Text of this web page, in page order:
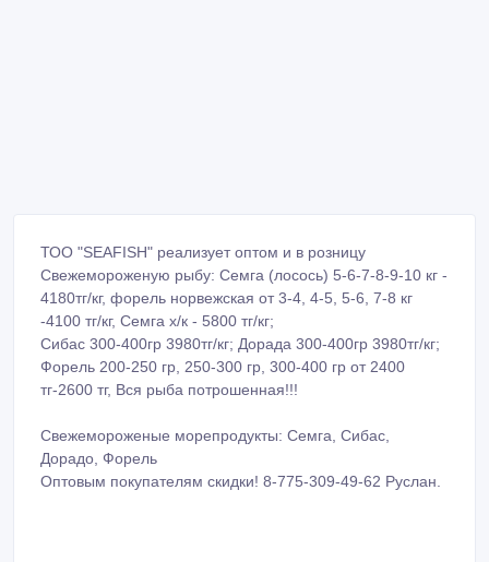
ТОО "SEAFISH" реализует оптом и в розницу
Свежемороженую рыбу: Семга (лосось) 5-6-7-8-9-10 кг -
4180тг/кг, форель норвежская от 3-4, 4-5, 5-6, 7-8 кг
-4100 тг/кг, Семга х/к - 5800 тг/кг;
Сибас 300-400гр 3980тг/кг; Дорада 300-400гр 3980тг/кг;
Форель 200-250 гр, 250-300 гр, 300-400 гр от 2400
тг-2600 тг, Вся рыба потрошенная!!!
Свежемороженые морепродукты: Семга, Сибас,
Дорадо, Форель
Оптовым покупателям скидки! 8-775-309-49-62 Руслан.